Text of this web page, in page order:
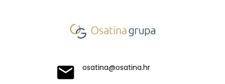
osatina@osatina.hr